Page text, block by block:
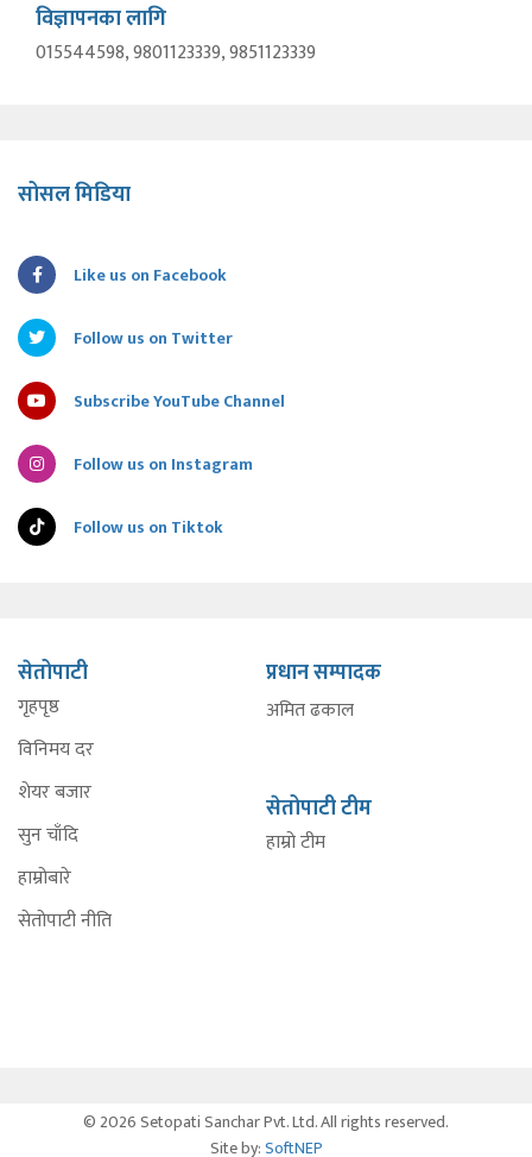
विज्ञापनका लागि
015544598, 9801123339, 9851123339
सोसल मिडिया
Like us on Facebook
Follow us on Twitter
Subscribe YouTube Channel
Follow us on Instagram
Follow us on Tiktok
सेतोपाटी
गृहपृष्ठ
विनिमय दर
शेयर बजार
सुन चाँदि
हाम्रोबारे
सेतोपाटी नीति
प्रधान सम्पादक
अमित ढकाल
सेतोपाटी टीम
हाम्रो टीम
© 2026 Setopati Sanchar Pvt. Ltd. All rights reserved.
Site by:SoftNEP